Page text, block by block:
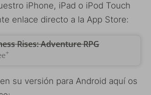
iPhone, iPad o iPod Touch
enlace directo a la App Store:
Rises: Adventure RPG
+
su versión para Android aquí os